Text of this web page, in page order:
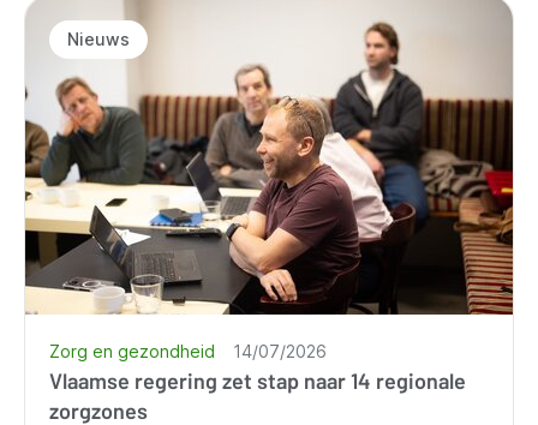
Nieuws
Vlaamse regering zet stap naar 14 regionale
zorgzones
Zorg en gezondheid 14/07/2026